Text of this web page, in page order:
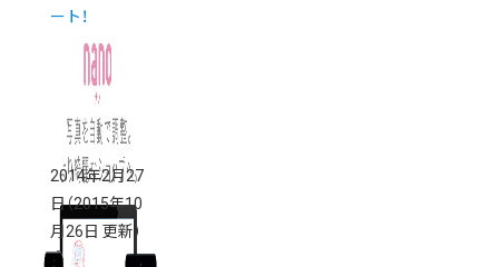
ート！
2014年2月27
日（2015年10
月26日 更新）